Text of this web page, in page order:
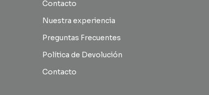
Contacto
Nuestra experiencia
Preguntas Frecuentes
Política de Devolución
Contacto